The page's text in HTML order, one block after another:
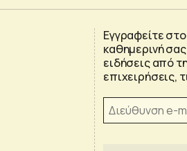
Εγγραφείτε
καθημερινή
ειδήσεις από
επιχειρήσεις,